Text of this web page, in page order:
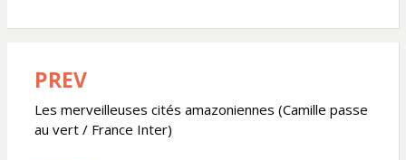
Navigation
de
l’article
PREV
Les merveilleuses cités amazoniennes (Camille passe
au vert / France Inter)